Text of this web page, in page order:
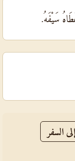
سَيْفَهُ.
السفر